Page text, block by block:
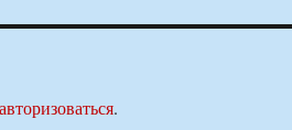
авторизоваться.